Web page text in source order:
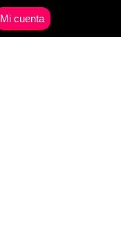
Mi cuenta